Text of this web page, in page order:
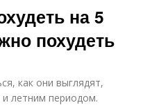
на 5
похудеть
как они выглядят,
летним периодом.